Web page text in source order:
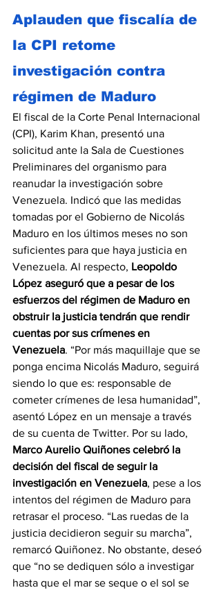
Aplauden que fiscalía de
la CPI retome
investigación contra
régimen de Maduro
El fiscal de la Corte Penal Internacional
(CPI), Karim Khan, presentó una
solicitud ante la Sala de Cuestiones
Preliminares del organismo para
reanudar la investigación sobre
Venezuela. Indicó que las medidas
tomadas por el Gobierno de Nicolás
Maduro en los últimos meses no son
suficientes para que haya justicia en
Venezuela. Al respecto, Leopoldo
López aseguró que a pesar de los
esfuerzos del régimen de Maduro en
obstruir la justicia tendrán que rendir
cuentas por sus crímenes en
Venezuela. “Por más maquillaje que se
ponga encima Nicolás Maduro, seguirá
siendo lo que es: responsable de
cometer crímenes de lesa humanidad”,
asentó López en un mensaje a través
de su cuenta de Twitter. Por su lado,
Marco Aurelio Quiñones celebró la
decisión del fiscal de seguir la
investigación en Venezuela, pese a los
intentos del régimen de Maduro para
retrasar el proceso. “Las ruedas de la
justicia decidieron seguir su marcha”,
remarcó Quiñonez. No obstante, deseó
que “no se dediquen sólo a investigar
hasta que el mar se seque o el sol se